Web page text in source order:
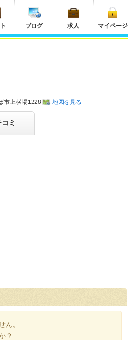
ブログ 求人 マイページ
市上横場1228 地図を見る
ミ
ん。
？